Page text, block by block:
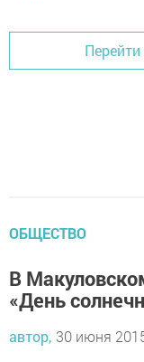
ОБЩЕСТВО
В
«День
автор, 30 июня